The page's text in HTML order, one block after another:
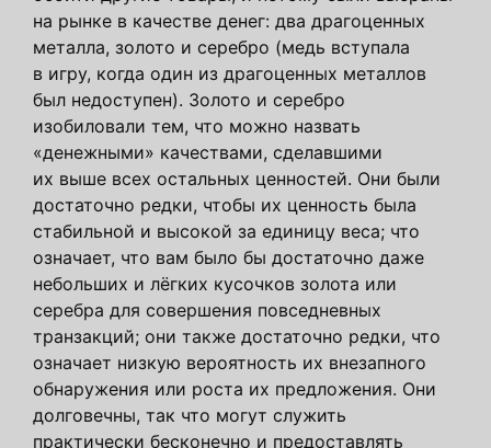
на рынке в качестве денег: два драгоценных
металла, золото и серебро (медь вступала
в игру, когда один из драгоценных металлов
был недоступен). Золото и серебро
изобиловали тем, что можно назвать
«денежными» качествами, сделавшими
их выше всех остальных ценностей. Они были
достаточно редки, чтобы их ценность была
стабильной и высокой за единицу веса; что
означает, что вам было бы достаточно даже
небольших и лёгких кусочков золота или
серебра для совершения повседневных
транзакций; они также достаточно редки, что
означает низкую вероятность их внезапного
обнаружения или роста их предложения. Они
долговечны, так что могут служить
практически бесконечно и предоставлять